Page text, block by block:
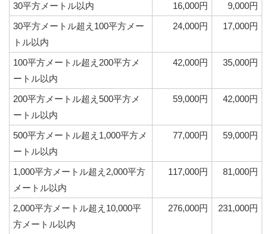
30平方メートル以内
16,000円
9,000円
30平方メートル超え100平方メー
トル以内
24,000円 17,000円
100平方メートル超え200平方メ
ートル以内
42,000円 35,000円
200平方メートル超え500平方メ
ートル以内
59,000円 42,000円
500平方メートル超え1,000平方メ
ートル以内
77,000円 59,000円
1,000平方メートル超え2,000平方
メートル以内
117,000円 81,000円
2,000平方メートル超え10,000平
方メートル以内
276,000円 231,000円